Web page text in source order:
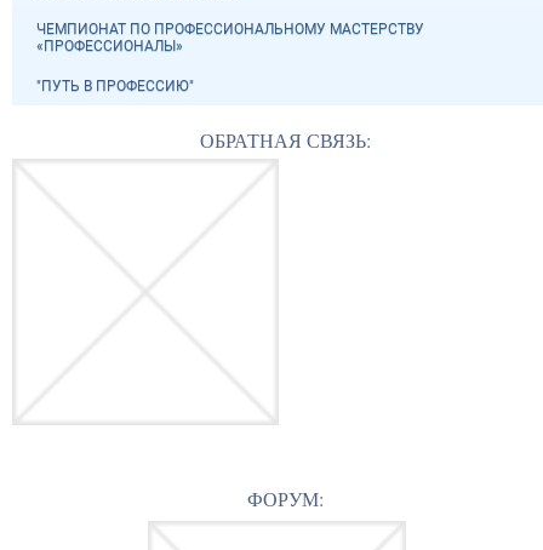
ЧЕМПИОНАТ ПО ПРОФЕССИОНАЛЬНОМУ МАСТЕРСТВУ
«ПРОФЕССИОНАЛЫ»
"ПУТЬ В ПРОФЕССИЮ"
ОБРАТНАЯ СВЯЗЬ:
ФОРУМ: